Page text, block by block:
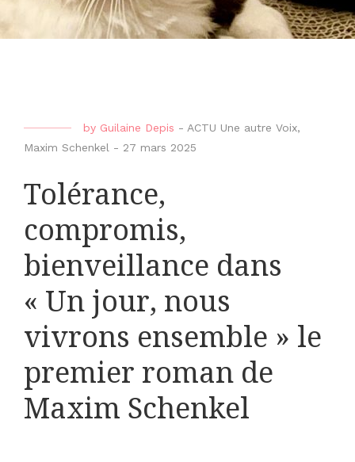
by Guilaine Depis - ACTU Une autre Voix,
Maxim Schenkel - 27 mars 2025
Tolérance,
compromis,
bienveillance dans
« Un jour, nous
vivrons ensemble » le
premier roman de
Maxim Schenkel